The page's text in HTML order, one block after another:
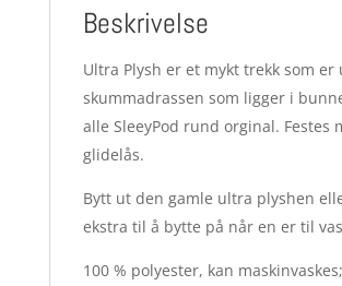
Beskrivelse
Ultra Plysh er et mykt trekk som er
skummadrassen som ligger i
alle SleeyPod rund orginal. Festes
glidelås.
Bytt ut den gamle ultra plyshen
ekstra til å bytte på når en er til
100 % polyester, kan